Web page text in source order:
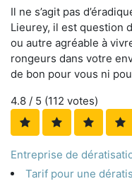
Il ne s’agit pas
Lieurey, il est question
ou autre agréable à
rongeurs dans votre
de bon pour vous ni
4.8 / 5 (112 votes)
Entreprise de
Tarif pour une